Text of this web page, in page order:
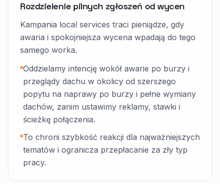
Rozdzielenie pilnych zgłoszeń od wycen
Kampania local services traci pieniądze, gdy
awaria i spokojniejsza wycena wpadają do tego
samego worka.
Oddzielamy intencję wokół awarie po burzy i
przeglądy dachu w okolicy od szerszego
popytu na naprawy po burzy i pełne wymiany
dachów, zanim ustawimy reklamy, stawki i
ścieżkę połączenia.
To chroni szybkość reakcji dla najważniejszych
tematów i ogranicza przepłacanie za zły typ
pracy.